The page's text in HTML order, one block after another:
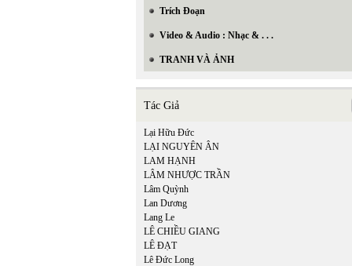
Trích Đoạn
Video & Audio : Nhạc & . . .
TRANH VÀ ẢNH
Tác Giả
Lại Hữu Đức
LẠI NGUYÊN ÂN
LAM HẠNH
LÂM NHƯỢC TRẦN
Lâm Quỳnh
Lan Dương
Lang Le
LÊ CHIỀU GIANG
LÊ ĐẠT
Lê Đức Long